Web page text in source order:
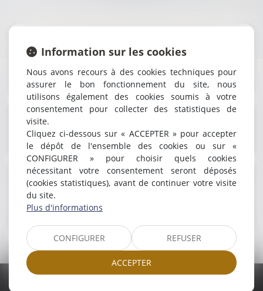
DROIT DES GARANTIES, DES SÛRETÉS ET
EN SAVOIR PLUS
CONTENTIEUX CIVIL ET COMMERCIAL
DROIT DU CRÉDIT ET DE LA
Information sur les cookies
Nous avons recours à des cookies techniques pour
assurer le bon fonctionnement du site, nous
utilisons également des cookies soumis à votre
consentement pour collecter des statistiques de
visite.
Cliquez ci-dessous sur « ACCEPTER » pour accepter
le dépôt de l'ensemble des cookies ou sur «
CONFIGURER » pour choisir quels cookies
nécessitant votre consentement seront déposés
(cookies statistiques), avant de continuer votre visite
du site.
Plus d'informations
CONFIGURER REFUSER
ACCEPTER